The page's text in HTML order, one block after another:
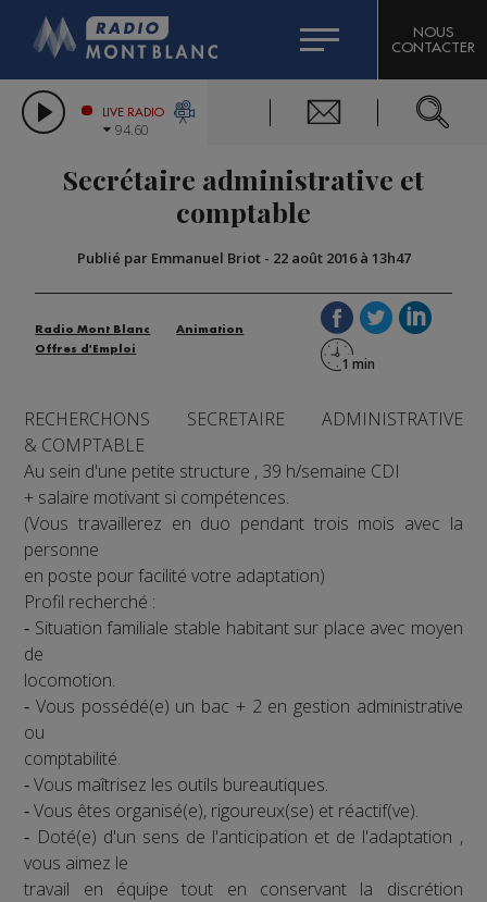
LES CHRONIQUES DE L'EXPERT
CITIZEN MACHINERY
GRAND MASSIF DOMAINES SKIABLES
BIGARD
COMPAGNIE DU MONT-BLANC
NOUS
CONTACTER
LIVE RADIO
94.60
Secrétaire administrative et
comptable
Publié par Emmanuel Briot- 22 août 2016 à 13h47
Radio Mont Blanc
Animation
Offres d'Emploi
RECHERCHONS SECRETAIRE ADMINISTRATIVE
& COMPTABLE
Au sein d'une petite structure , 39 h/semaine CDI
+ salaire motivant si compétences.
(Vous travaillerez en duo pendant trois mois avec la
personne
en poste pour facilité votre adaptation)
Profil recherché :
⁃ Situation familiale stable habitant sur place avec moyen
de
locomotion.
⁃ Vous possédé(e) un bac + 2 en gestion administrative
ou
comptabilité.
⁃ Vous maîtrisez les outils bureautiques.
⁃ Vous êtes organisé(e), rigoureux(se) et réactif(ve).
⁃ Doté(e) d'un sens de l'anticipation et de l'adaptation ,
vous aimez le
travail en équipe tout en conservant la discrétion